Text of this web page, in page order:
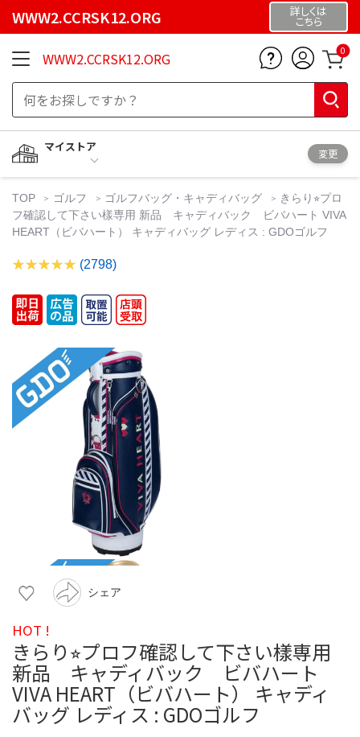
WWW2.CCRSK12.ORG 詳しくは
こちら
WWW2.CCRSK12.ORG 0
マイストア
変更
TOP ゴルフ ゴルフバッグ・キャディバッグ
きらり⭐︎プロ
フ確認して下さい樣専用 新品 キャディバック ビバハート VIVA
HEART（ビバハート） キャディバッグ レディス : GDOゴルフ
(2798)
シェア
HOT !
きらり⭐︎プロフ確認して下さい樣専用
新品 キャディバック ビバハート
VIVA HEART（ビバハート） キャディ
バッグ レディス : GDOゴルフ